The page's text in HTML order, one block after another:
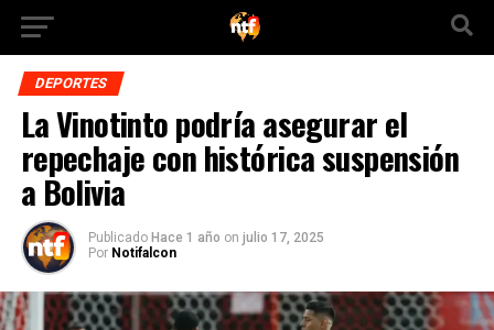
DEPORTES
La Vinotinto podría asegurar el
repechaje con histórica suspensión
a Bolivia
Publicado Hace 1 año on julio 17, 2025
Por Notifalcon